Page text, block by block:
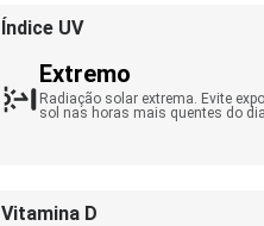
Índice UV
Extremo
Radiação solar extrema. Evite
sol nas horas mais quentes do
Vitamina D